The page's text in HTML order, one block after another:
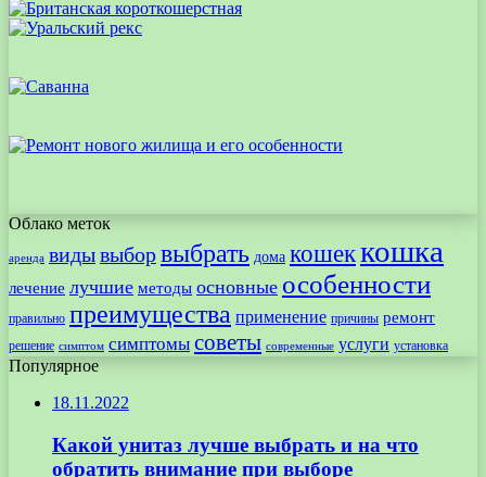
Облако меток
аренда видывыборвыбрать дома кошеккошка
лечение лучшие методы основные особенности
правильно преимущества применение причины ремонт
решение симптом симптомы советы современные услуги установка
Популярное
18.11.2022
Какой унитаз лучше выбрать и на что
обратить внимание при выборе